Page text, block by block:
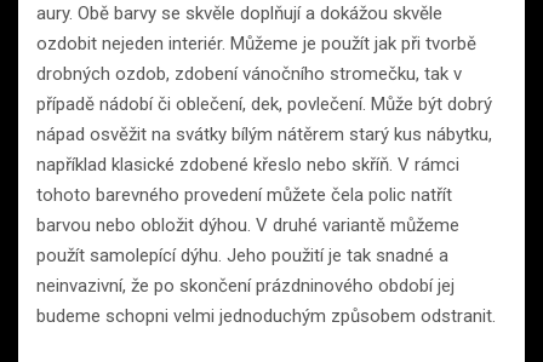
aury. Obě barvy se skvěle doplňují a dokážou skvěle
ozdobit nejeden interiér. Můžeme je použít jak při tvorbě
drobných ozdob, zdobení vánočního stromečku, tak v
případě nádobí či oblečení, dek, povlečení. Může být dobrý
nápad osvěžit na svátky bílým nátěrem starý kus nábytku,
například klasické zdobené křeslo nebo skříň. V rámci
tohoto barevného provedení můžete čela polic natřít
barvou nebo obložit dýhou. V druhé variantě můžeme
použít samolepící dýhu. Jeho použití je tak snadné a
neinvazivní, že po skončení prázdninového období jej
budeme schopni velmi jednoduchým způsobem odstranit.